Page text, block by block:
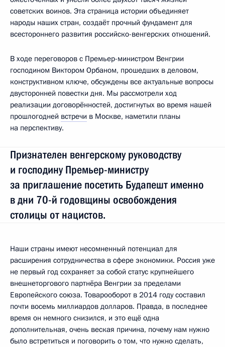
советских воинов. Эта страница истории объединяет
народы наших стран, создаёт прочный фундамент для
всестороннего развития российско-венгерских отношений.
В ходе переговоров с Премьер-министром Венгрии
господином Виктором Орбаном, прошедших в деловом,
конструктивном ключе, обсуждены все актуальные вопросы
двусторонней повестки дня. Мы рассмотрели ход
реализации договорённостей, достигнутых во время нашей
прошлогодней встречи в Москве, наметили планы
на перспективу.
Признателен венгерскому руководству
и господину Премьер-министру
за приглашение посетить Будапешт именно
в дни 70-й годовщины освобождения
столицы от нацистов.
Наши страны имеют несомненный потенциал для
расширения сотрудничества в сфере экономики. Россия уже
не первый год сохраняет за собой статус крупнейшего
внешнеторгового партнёра Венгрии за пределами
Европейского союза. Товарооборот в 2014 году составил
почти восемь миллиардов долларов. Правда, в последнее
время он немного снизился, и это ещё одна
дополнительная, очень веская причина, почему нам нужно
было встретиться и поговорить о том, что нужно сделать,